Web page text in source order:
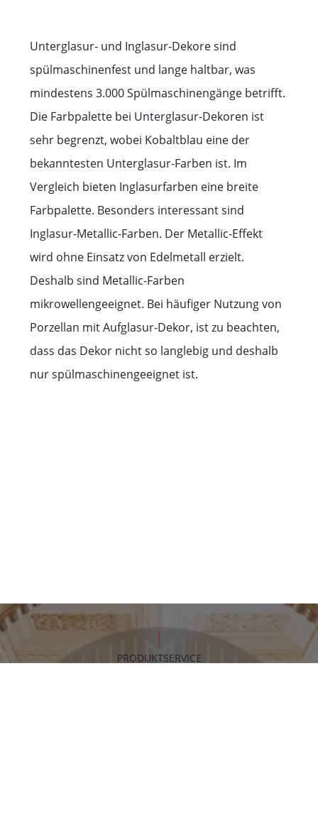
Unterglasur- und Inglasur-Dekore sind
spülmaschinenfest und lange haltbar, was
mindestens 3.000 Spülmaschinengänge betrifft.
Die Farbpalette bei Unterglasur-Dekoren ist
sehr begrenzt, wobei Kobaltblau eine der
bekanntesten Unterglasur-Farben ist. Im
Vergleich bieten Inglasurfarben eine breite
Farbpalette. Besonders interessant sind
Inglasur-Metallic-Farben. Der Metallic-Effekt
wird ohne Einsatz von Edelmetall erzielt.
Deshalb sind Metallic-Farben
mikrowellengeeignet. Bei häufiger Nutzung von
Porzellan mit Aufglasur-Dekor, ist zu beachten,
dass das Dekor nicht so langlebig und deshalb
nur spülmaschinengeeignet ist.
PRODUKTSERVICE